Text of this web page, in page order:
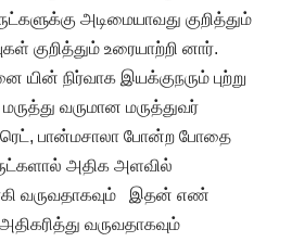
அடிமையாவது குறித்தும்
குறித்தும் உரையாற்றி னார்.
யின் நிர்வாக இயக்குநரும் புற்று
வருமான மருத்துவர்
பான்மசாலா போன்ற போதை
அதிக அளவில்
வருவதாகவும் இதன் எண்
வருவதாகவும்